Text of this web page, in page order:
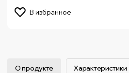
В избранное
О продукте Характеристики